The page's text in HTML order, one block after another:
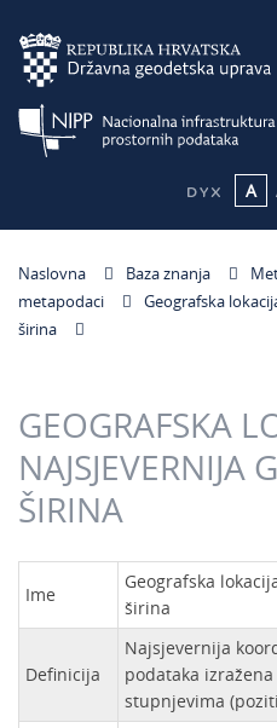
A
Naslovna Baza znanja
metapodaci
Geografska
širina
GEOGRAFSKA
NAJSJEVERNIJA
ŠIRINA
Ime
Geografska
širina
Definicija
Najsjevernija
podataka
stupnjevima